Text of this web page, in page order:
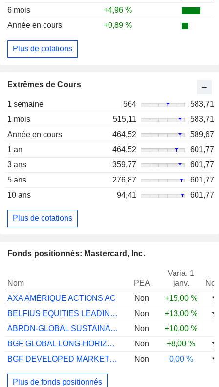
6 mois
+4,96 %
Année en cours
+0,89 %
Plus de cotations
Extrêmes de Cours
1 semaine 564
583,71
1 mois
515,11
583,71
Année en cours
464,52
589,67
1 an
464,52
601,77
3 ans
359,77
601,77
5 ans
276,87
601,77
10 ans
94,41 601,77
Plus de cotations
Fonds positionnés: Mastercard, Inc.
Nom PEA
Varia. 1
janv.
AXA AMÉRIQUE ACTIONS AC
Non
+15,00 %
BELFIUS EQUITIES LEADING BRANDS C CAP
Non
+13,00 %
ABRDN-GLOBAL SUSTAINABLE EQTY A ACC USD
Non
+10,00 %
BGF GLOBAL LONG-HORIZON EQUITY A2
Non
+8,00 %
BGF DEVELOPED MARKETS SUST EQ ZI2
Non 0,00 %
Plus de fonds positionnés